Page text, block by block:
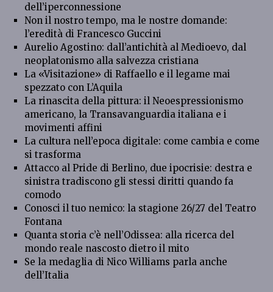
dell’iperconnessione
Non il nostro tempo, ma le nostre domande:
l’eredità di Francesco Guccini
Aurelio Agostino: dall’antichità al Medioevo, dal
neoplatonismo alla salvezza cristiana
La «Visitazione» di Raffaello e il legame mai
spezzato con L’Aquila
La rinascita della pittura: il Neoespressionismo
americano, la Transavanguardia italiana e i
movimenti affini
La cultura nell’epoca digitale: come cambia e come
si trasforma
Attacco al Pride di Berlino, due ipocrisie: destra e
sinistra tradiscono gli stessi diritti quando fa
comodo
Conosci il tuo nemico: la stagione 26/27 del Teatro
Fontana
Quanta storia c’è nell’Odissea: alla ricerca del
mondo reale nascosto dietro il mito
Se la medaglia di Nico Williams parla anche
dell’Italia